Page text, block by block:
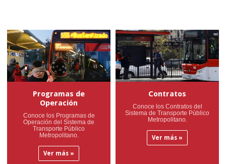
Programas de
Operación
Conoce los Programas de
Operación del Sistema de
Transporte Público
Metropolitano.
Ver más »
Contratos
Conoce los Contratos del
Sistema de Transporte Público
Metropolitano.
Ver más »